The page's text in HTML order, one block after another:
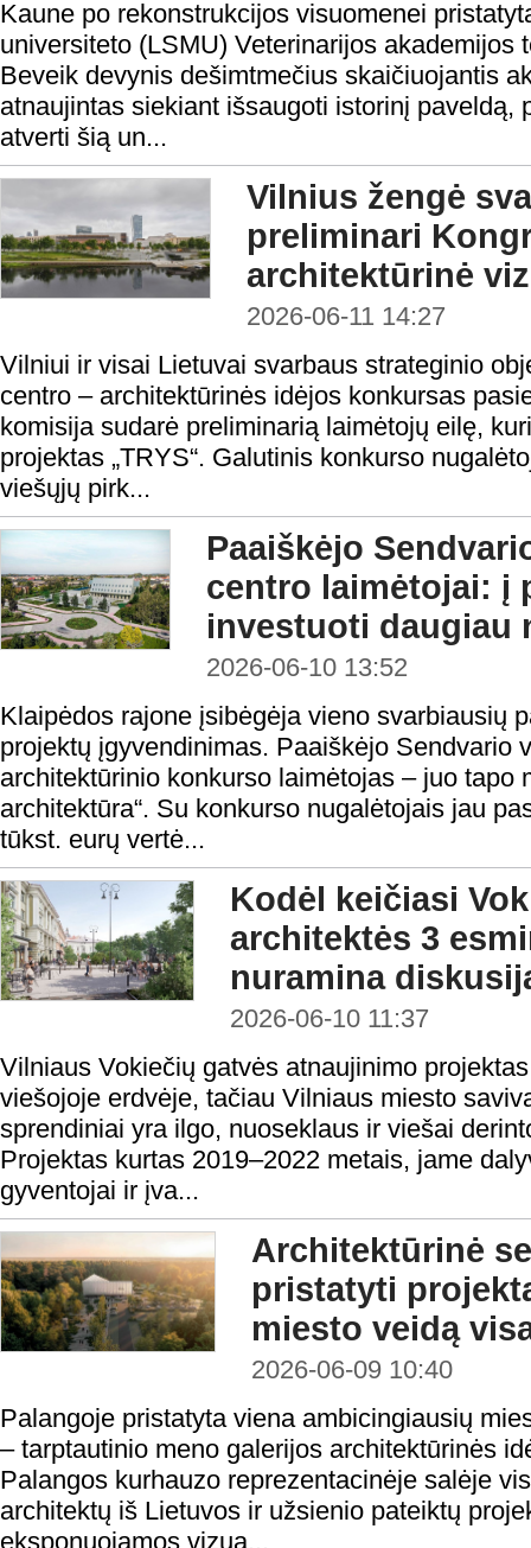
Kaune po rekonstrukcijos visuomenei
universiteto (LSMU) Veterinarijos akademijos
Beveik devynis dešimtmečius skaičiuojantis
atnaujintas siekiant išsaugoti istorinį paveldą,
atverti šią un...
Vilnius žengė
preliminari
architektūrinė
2026-06-11 14:27
Vilniui ir visai Lietuvai svarbaus strateginio
centro – architektūrinės idėjos konkursas
komisija sudarė preliminarią laimėtojų eilę,
projektas „TRYS“. Galutinis konkurso
viešųjų pirk...
Paaiškėjo
centro laimėtojai: į
investuoti daugiau
2026-06-10 13:52
Klaipėdos rajone įsibėgėja vieno svarbiausių
projektų įgyvendinimas. Paaiškėjo Sendvario
architektūrinio konkurso laimėtojas – juo tapo
architektūra“. Su konkurso nugalėtojais jau
tūkst. eurų vertė...
Kodėl keičiasi
architektės 3
nuramina
2026-06-10 11:37
Vilniaus Vokiečių gatvės atnaujinimo
viešojoje erdvėje, tačiau Vilniaus miesto
sprendiniai yra ilgo, nuoseklaus ir viešai
Projektas kurtas 2019–2022 metais, jame
gyventojai ir įva...
Architektūrinė
pristatyti
miesto veidą
2026-06-09 10:40
Palangoje pristatyta viena ambicingiausių
– tarptautinio meno galerijos architektūrinės
Palangos kurhauzo reprezentacinėje salėje
architektų iš Lietuvos ir užsienio pateiktų
eksponuojamos vizua...